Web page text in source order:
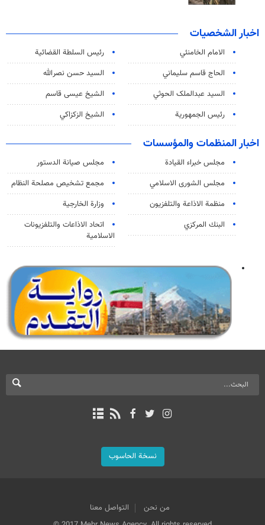
اخبار الشخصيات
الامام الخامنئي
رئیس السلطة القضائیة
الحاج قاسم سليماني
السيد حسن نصرالله
السید عبدالملک الحوثي
الشيخ عيسى قاسم
رئيس الجمهورية
الشيخ الزكزاكي
اخبار المنظمات والمؤسسات
مجلس خبراء القيادة
مجلس صيانة الدستور
مجلس الشورى الاسلامي
مجمع تشخيص مصلحة النظام
منظمة الاذاعة والتلفزیون
وزارة الخارجية
البنك المركزي
اتحاد الاذاعات والتلفزيونات
الاسلامية
نسخة الحاسوب
من نحن
التواصل معنا